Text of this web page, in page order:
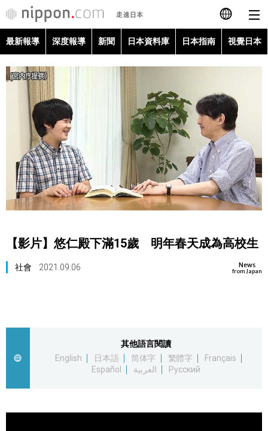
日本語
简体字
Français
Español
العربية
最新報導
深度報導
新聞
日本指南
更多
人物訪談
最新報導 深度報導 新聞 日本資料庫 日本指南 視覺日本
【影片】悠仁殿下滿15歲 明年春天成為高校生
News
from Japan
社會 2021.09.06
其他語言閱讀
English
日本語 简体字 繁體字
Français
Español
العربية Русский